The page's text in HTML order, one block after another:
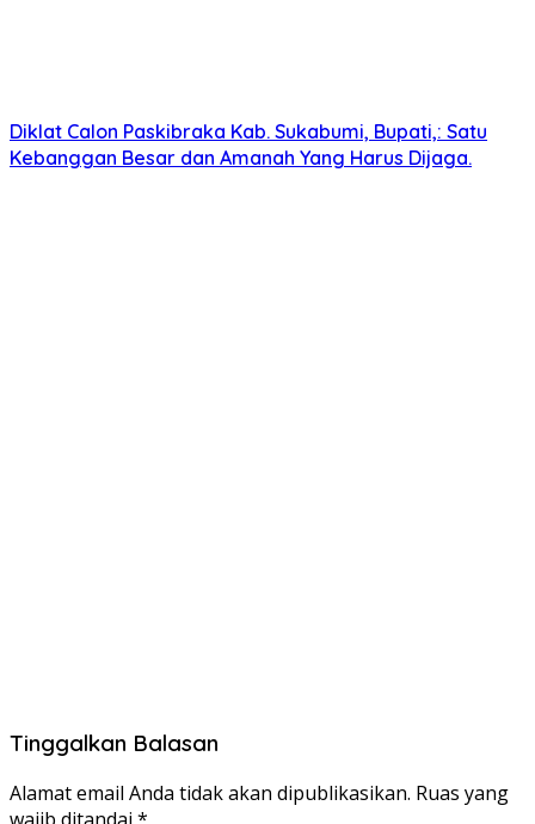
Diklat Calon Paskibraka Kab. Sukabumi, Bupati,: Satu
Kebanggan Besar dan Amanah Yang Harus Dijaga.
Tinggalkan Balasan
Alamat email Anda tidak akan dipublikasikan. Ruas yang